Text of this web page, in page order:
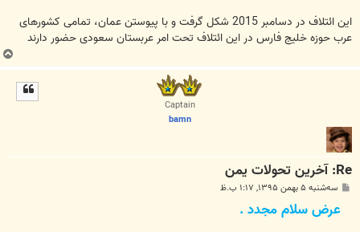
این ائتلاف در دسامبر 2015 شکل گرفت و با پیوستن عمان، تمامی کشورهای
عرب حوزه خلیج فارس در این ائتلاف تحت امر عربستان سعودی حضور دارند
ب
ا
Captain
bamn
Re: آخرین تحولات یمن
پ
ت
سه‌شنبه ۵ بهمن ۱۳۹۵, ۱:۱۷ ب.ظ
عرض سلام مجدد .